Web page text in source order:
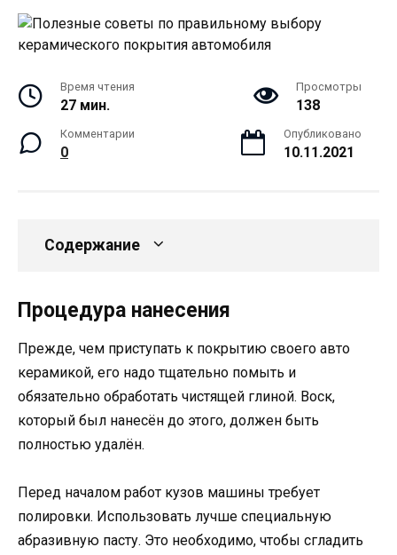
Время чтения
27 мин.
Просмотры
138
Комментарии
0
Опубликовано
10.11.2021
Содержание
Процедура нанесения
Прежде, чем приступать к покрытию своего авто
керамикой, его надо тщательно помыть и
обязательно обработать чистящей глиной. Воск,
который был нанесён до этого, должен быть
полностью удалён.
Перед началом работ кузов машины требует
полировки. Использовать лучше специальную
абразивную пасту. Это необходимо, чтобы сгладить